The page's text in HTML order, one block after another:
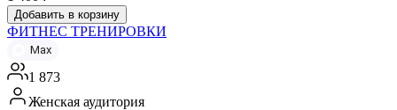
Добавить в корзину
ФИТНЕС ТРЕНИРОВКИ
Max
1 873
Женская аудитория